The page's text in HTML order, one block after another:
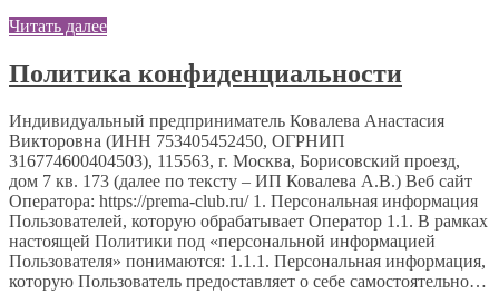
Читать далее
Политика конфиденциальности
Индивидуальный предприниматель Ковалева Анастасия
Викторовна (ИНН 753405452450, ОГРНИП
316774600404503), 115563, г. Москва, Борисовский проезд,
дом 7 кв. 173 (далее по тексту – ИП Ковалева А.В.) Веб сайт
Оператора: https://prema-club.ru/ 1. Персональная информация
Пользователей, которую обрабатывает Оператор 1.1. В рамках
настоящей Политики под «персональной информацией
Пользователя» понимаются: 1.1.1. Персональная информация,
которую Пользователь предоставляет о себе самостоятельно…